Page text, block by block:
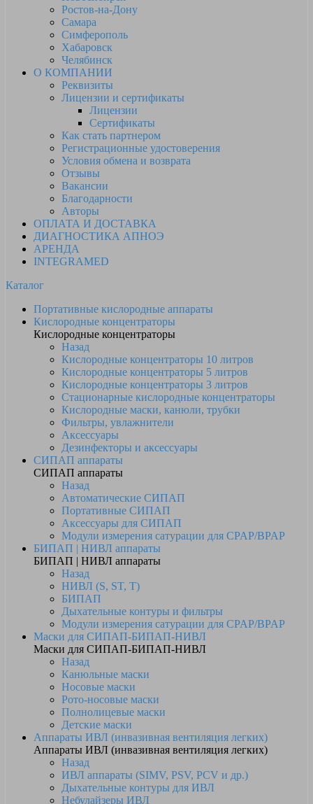
Ростов-на-Дону
Самара
Симферополь
Хабаровск
Челябинск
О КОМПАНИИ
Реквизиты
Лицензии и сертификаты
Лицензии
Сертификаты
Как стать партнером
Регистрационные удостоверения
Условия обмена и возврата
Отзывы
Вакансии
Благодарности
Авторы
ОПЛАТА И ДОСТАВКА
ДИАГНОСТИКА АПНОЭ
АРЕНДА
INTEGRAMED
Каталог
Портативные кислородные аппараты
Кислородные концентраторы
Кислородные концентраторы
Назад
Кислородные концентраторы 10 литров
Кислородные концентраторы 5 литров
Кислородные концентраторы 3 литров
Стационарные кислородные концентраторы
Кислородные маски, канюли, трубки
Фильтры, увлажнители
Аксессуары
Дезинфекторы и аксессуары
СИПАП аппараты
СИПАП аппараты
Назад
Автоматические СИПАП
Портативные СИПАП
Аксессуары для СИПАП
Модули измерения сатурации для CPAP/BPAP
БИПАП | НИВЛ аппараты
БИПАП | НИВЛ аппараты
Назад
НИВЛ (S, ST, T)
БИПАП
Дыхательные контуры и фильтры
Модули измерения сатурации для CPAP/BPAP
Маски для СИПАП-БИПАП-НИВЛ
Маски для СИПАП-БИПАП-НИВЛ
Назад
Канюльные маски
Носовые маски
Рото-носовые маски
Полнолицевые маски
Детские маски
Аппараты ИВЛ (инвазивная вентиляция легких)
Аппараты ИВЛ (инвазивная вентиляция легких)
Назад
ИВЛ аппараты (SIMV, PSV, PCV и др.)
Дыхательные контуры для ИВЛ
Небулайзеры ИВЛ